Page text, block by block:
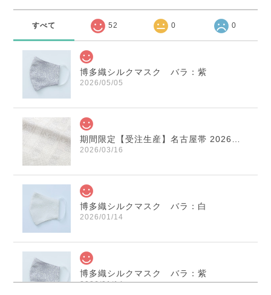
すべて 52 0 0
博多織シルクマスク バラ：紫
2026/05/05
期間限定【受注生産】名古屋帯 2026年干支献上 「午」変わり献上 市松：白×薄鼠
2026/03/16
博多織シルクマスク バラ：白
2026/01/14
博多織シルクマスク バラ：紫
2026/01/14